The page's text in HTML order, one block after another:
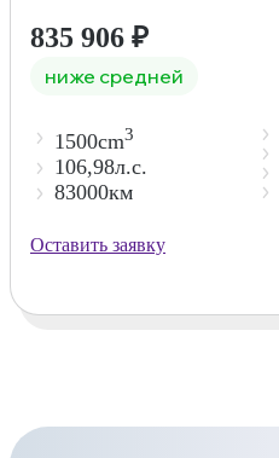
835 906 ₽
ниже средней
1500cm3
106,98л.с.
83000км
Оставить заявку